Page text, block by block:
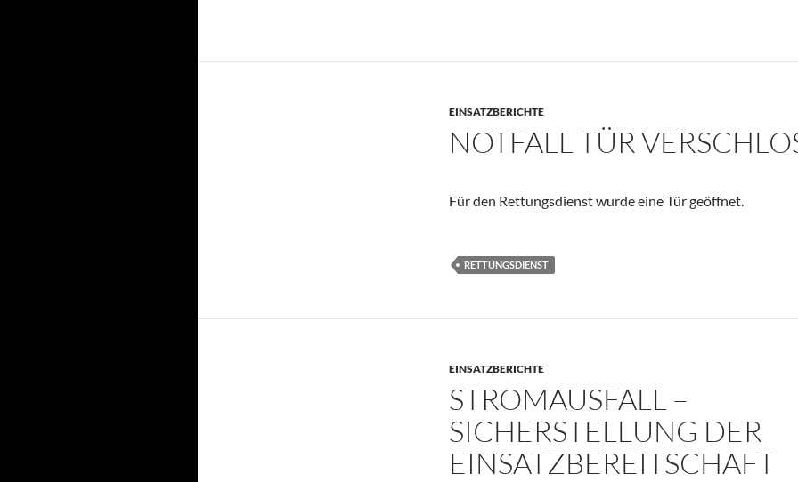
EINSATZBERICHTE
NOTFALL TÜR
Für den Rettungsdienst wurde eine Tür geöffnet.
RETTUNGSDIENST
EINSATZBERICHTE
STROMAUSFALL –
SICHERSTELLUNG DER
EINSATZBEREITSCHAFT